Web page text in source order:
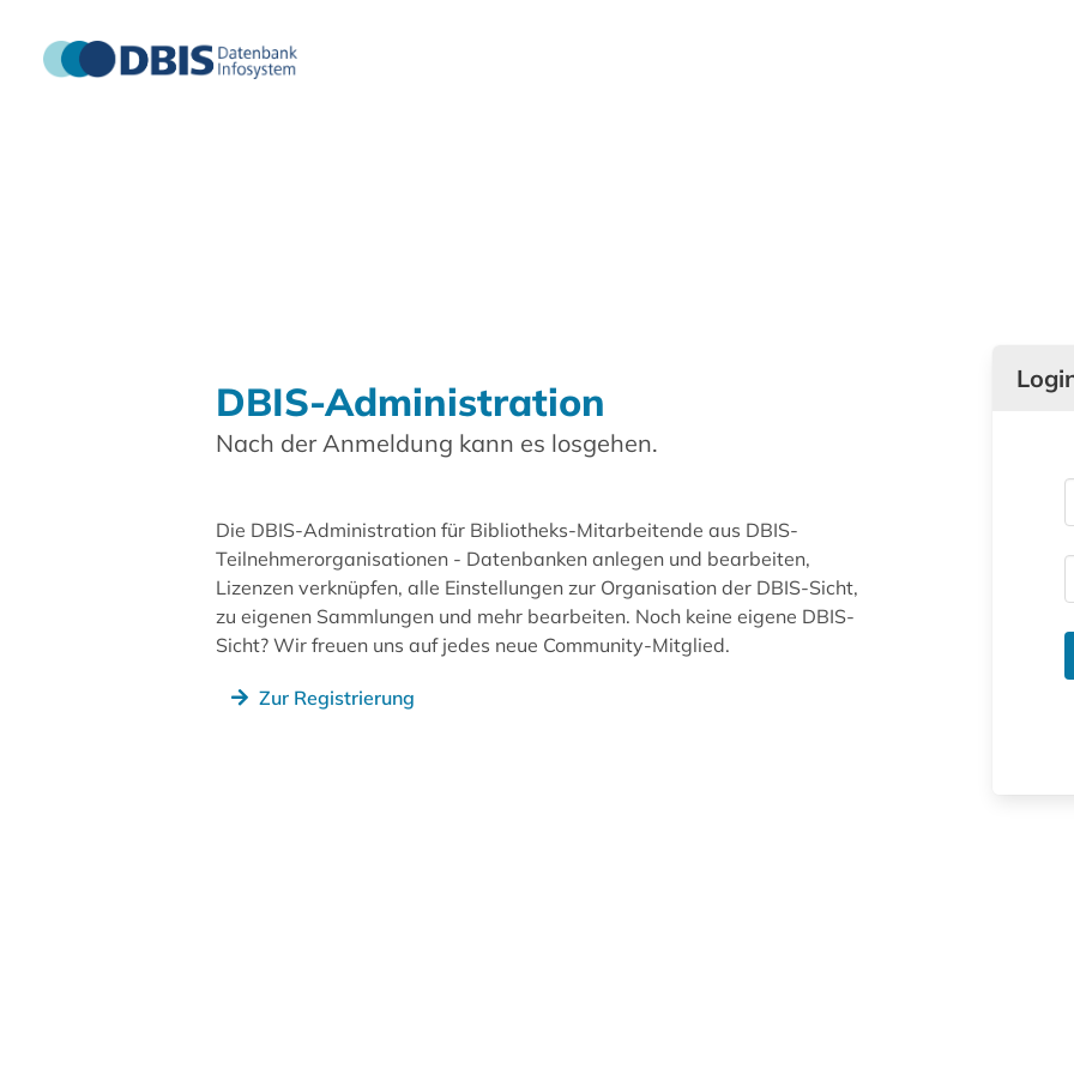
DBIS-Administration
Nach der Anmeldung kann es losgehen.
Die DBIS-Administration für Bibliotheks-Mitarbeitende aus DBIS-
Teilnehmerorganisationen - Datenbanken anlegen und bearbeiten,
Lizenzen verknüpfen, alle Einstellungen zur Organisation der DBIS-Sicht,
zu eigenen Sammlungen und mehr bearbeiten. Noch keine eigene DBIS-
Sicht? Wir freuen uns auf jedes neue Community-Mitglied.
Zur Registrierung